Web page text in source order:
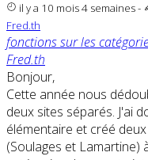
il y a 10 mois 4 semaines-
Fred.th
fonctions sur les
Fred.th
Bonjour,
Cette année nous
deux sites séparés. J'ai
élémentaire et créé
(Soulages et Lamartine)